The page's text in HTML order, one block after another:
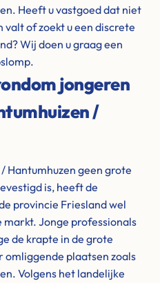
Heeft u vastgoed dat niet
of zoekt u een discrete
Wij doen u graag een
jongeren
/
Hantumhuzen geen grote
is, heeft de
provincie Friesland wel
Jonge professionals
de krapte in de grote
omliggende plaatsen zoals
Volgens het landelijke